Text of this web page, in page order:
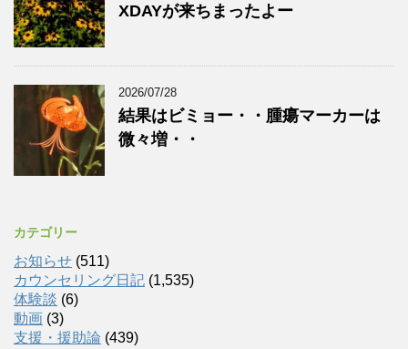
XDAYが来ちまったよー
2026/07/28
結果はビミョー・・腫瘍マーカーは
微々増・・
カテゴリー
お知らせ (511)
カウンセリング日記 (1,535)
体験談 (6)
動画 (3)
支援・援助論 (439)